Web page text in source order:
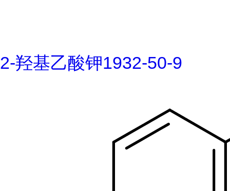
2-羟基乙酸钾1932-50-9